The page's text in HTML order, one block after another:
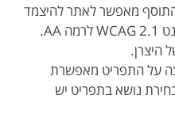
מאפשר לאתר להיצמד
להנחיות לנגישות תכנים באינטרנט WCAG 2.1 לרמה AA.
היצרן.
על התפריט מאפשרת
נושא בתפריט יש